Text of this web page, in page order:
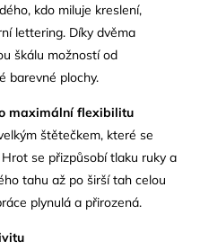
kdo miluje kreslení,
lettering. Díky dvěma
škálu možností od
barevné plochy.
maximální flexibilitu
štětečkem, které se
se přizpůsobí tlaku ruky a
tahu až po širší tah celou
plynulá a přirozená.